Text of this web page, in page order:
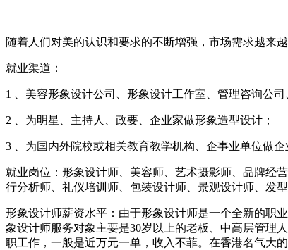
随着人们对美的认识和要求的不断增强，市场需求越来
就业渠道：
1 、美容形象设计公司、形象设计工作室、管理咨询公
2 、为明星、主持人、政要、企业家做形象造型设计；
3 、为国内外院校或相关教育教学机构、企事业单位做
就业岗位：形象设计师、美容师、艺术摄影师、品牌经
行分析师、礼仪培训师、包装设计师、景观设计师、发
形象设计师薪资水平：由于形象设计师是一个全新的职
象设计师服务对象主要是30岁以上的老板、中高层管理
职工作，一般是近万元一单，收入不菲。在香港名气大